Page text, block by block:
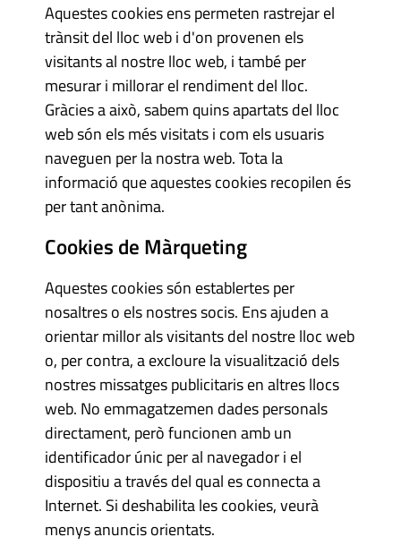
Aquestes cookies ens permeten rastrejar el
trànsit del lloc web i d'on provenen els
visitants al nostre lloc web, i també per
mesurar i millorar el rendiment del lloc.
Gràcies a això, sabem quins apartats del lloc
web són els més visitats i com els usuaris
naveguen per la nostra web. Tota la
informació que aquestes cookies recopilen és
per tant anònima.
Cookies de Màrqueting
Aquestes cookies són establertes per
nosaltres o els nostres socis. Ens ajuden a
orientar millor als visitants del nostre lloc web
o, per contra, a excloure la visualització dels
nostres missatges publicitaris en altres llocs
web. No emmagatzemen dades personals
directament, però funcionen amb un
identificador únic per al navegador i el
dispositiu a través del qual es connecta a
Internet. Si deshabilita les cookies, veurà
menys anuncis orientats.